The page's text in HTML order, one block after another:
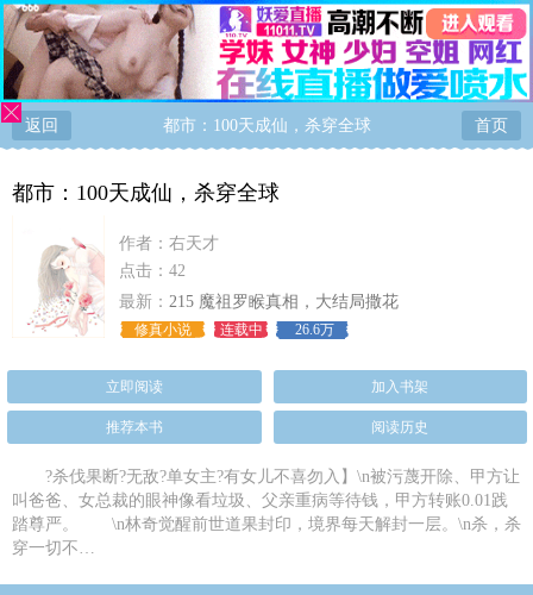
返回 都市：100天成仙，杀穿全球 首页
都市：100天成仙，杀穿全球
作者： 右天才
点击：42
最新： 215 魔祖罗睺真相，大结局撒花
修真小说 连载中 26.6万
立即阅读 加入书架
推荐本书 阅读历史
?杀伐果断?无敌?单女主?有女儿不喜勿入】\n被污蔑开除、甲方让
叫爸爸、女总裁的眼神像看垃圾、父亲重病等待钱，甲方转账0.01践
踏尊严。 \n林奇觉醒前世道果封印，境界每天解封一层。\n杀，杀
穿一切不…